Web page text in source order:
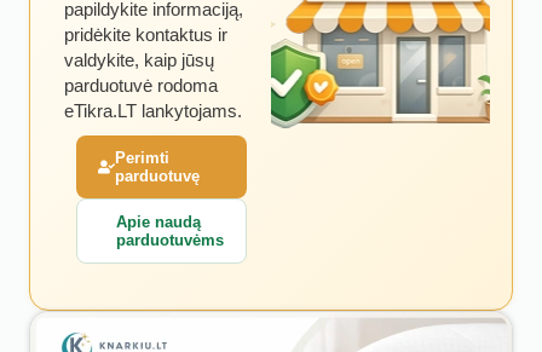
papildykite informaciją,
pridėkite kontaktus ir
valdykite, kaip jūsų
parduotuvė rodoma
eTikra.LT lankytojams.
Perimti
parduotuvę
Apie naudą
parduotuvėms